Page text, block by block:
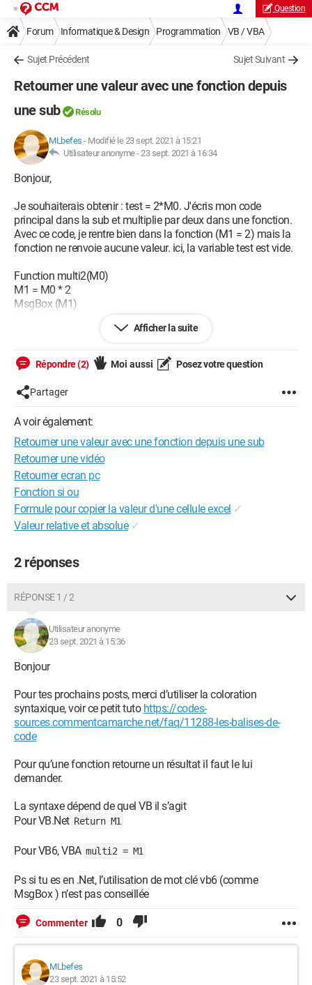
Question
Forum Informatique & Design Programmation VB / VBA
Sujet Précédent Sujet Suivant
Retourner une valeur avec une fonction depuis
une sub
Résolu
MLbefes - Modifié le 23 sept. 2021 à 15:21
Utilisateur anonyme -23 sept. 2021 à 16:34
Bonjour,
Je souhaiterais obtenir : test = 2*M0. J'écris mon code
principal dans la sub et multiplie par deux dans une fonction.
Avec ce code, je rentre bien dans la fonction (M1 = 2) mais la
fonction ne renvoie aucune valeur. ici, la variable test est vide.
Function multi2(M0)
M1 = M0 * 2
MsgBox (M1)
M0 = 1
test = multi2(M0)
MsgBox (test)
End Sub
Avez vous une solution pliiiz
Configuration:Windows / Firefox 92.0
Afficher la suite
Répondre (2) Moi aussi Posez votre question
Partager
A voir également:
Retourner une valeur avec une fonction depuis une sub
Retourner une vidéo
Retourner ecran pc
Fonction si ou
Formule pour copier la valeur d'une cellule excel ✓
Valeur relative et absolue ✓
2 réponses
RÉPONSE 1 / 2
Utilisateur anonyme
23 sept. 2021 à 15:36
Bonjour
Pour tes prochains posts, merci d’utiliser la coloration
syntaxique, voir ce petit tuto https://codes-
sources.commentcamarche.net/faq/11288-les-balises-de-
code
Pour qu’une fonction retourne un résultat il faut le lui
demander.
La syntaxe dépend de quel VB il s’agit
Pour VB.Net Return M1
Pour VB6, VBA multi2 = M1
Ps si tu es en .Net, l’utilisation de mot clé vb6 (comme
MsgBox ) n’est pas conseillée
Commenter 0
MLbefes
23 sept. 2021 à 15:52